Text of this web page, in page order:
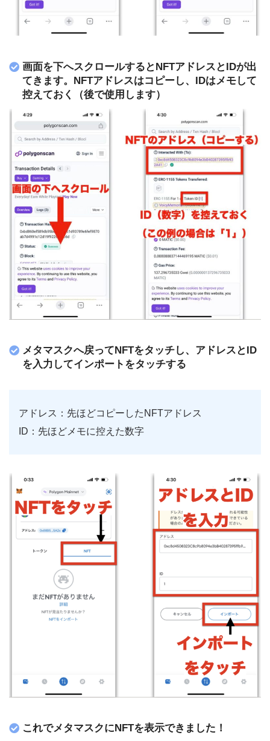
画面を下へスクロールするとNFTアドレスとIDが出
てきます。NFTアドレスはコピーし、IDはメモして
控えておく（後で使用します）
メタマスクへ戻ってNFTをタッチし、アドレスとID
を入力してインポートをタッチする
アドレス：先ほどコピーしたNFTアドレス
ID：先ほどメモに控えた数字
これでメタマスクにNFTを表示できました！